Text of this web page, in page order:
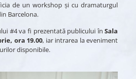
de un workshop și cu dramaturgul
Barcelona.
#4 va fi prezentată publicului înSala
ora 19.00, iar intrarea la eveniment
disponibile.